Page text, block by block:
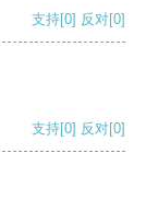
支持[0] 反对[0]
支持[0] 反对[0]